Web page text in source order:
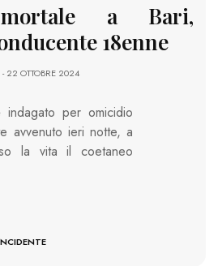
a Bari,
18enne
- 22 OTTOBRE 2024
per omicidio
avvenuto ieri notte, a
la vita il coetaneo